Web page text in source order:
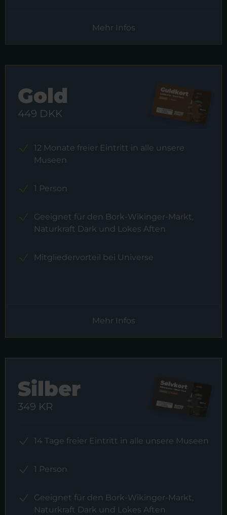
Mehr Infos
Gold
449 DKK
12 Monate freier Eintritt in alle unsere
Museen
1 Person
Geeignet für den Bork-Wikinger-Markt,
Naturkraft Dark und Lokes Aften
Mitgliedervorteil bei Universe
Mehr Infos
Silber
349 KR
14 Tage freier Eintritt in alle unsere Museen
1 Person
Geeignet für den Bork-Wikinger-Markt,
Naturkraft Dark und Lokes Aften